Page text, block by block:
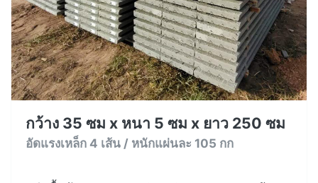
กว้าง 35 ซม x หนา 5 ซม x ยาว 250 ซม
อัดแรงเหล็ก 4 เส้น / หนักแผ่นละ 105 กก